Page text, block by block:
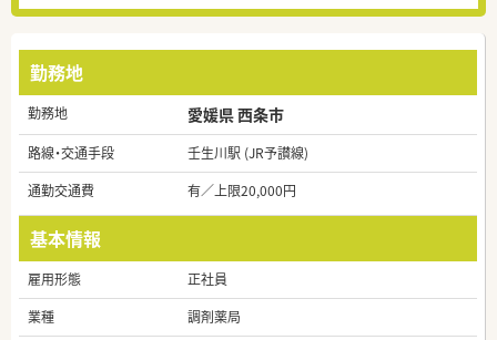
勤務地
勤務地 愛媛県 西条市
路線・交通手段
壬生川駅 (JR予讃線)
通勤交通費
有／上限20,000円
基本情報
雇用形態
正社員
業種
調剤薬局